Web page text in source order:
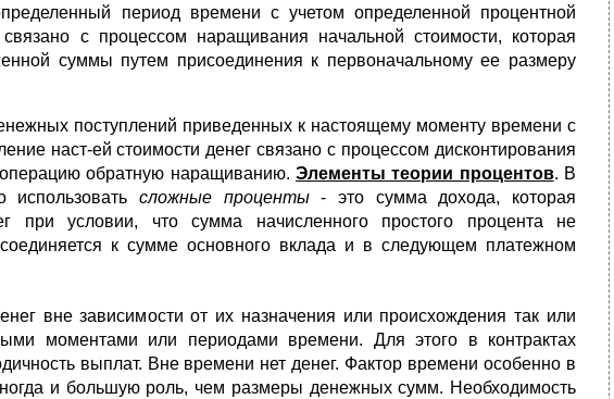
период времени с учетом определенной процентной
с процессом наращивания начальной стоимости, которая
суммы путем присоединения к первоначальному ее размеру
поступлений приведенных к настоящему моменту времени с
наст-ей стоимости денег связано с процессом дисконтирования
операцию обратную наращиванию. Элементы теории процентов. В
использовать сложные проценты- это сумма дохода, которая
при условии, что сумма начисленного простого процента не
к сумме основного вклада и в следующем платежном
вне зависимости от их назначения или происхождения так или
моментами или периодами времени. Для этого в контрактах
выплат. Вне времени нет денег. Фактор времени особенно в
и большую роль, чем размеры денежных сумм. Необходимость